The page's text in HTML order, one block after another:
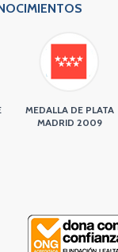
MEDALLA DE PLATA
MADRID 2009